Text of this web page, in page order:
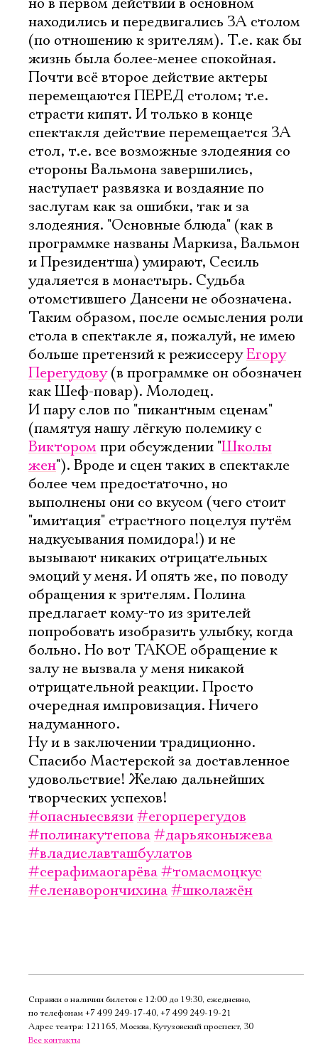
находились и передвигались ЗА столом
(по отношению к зрителям). Т.е. как бы
жизнь была более-менее спокойная.
Почти всё второе действие актеры
перемещаются ПЕРЕД столом; т.е.
страсти кипят. И только в конце
спектакля действие перемещается ЗА
стол, т.е. все возможные злодеяния со
стороны Вальмона завершились,
наступает развязка и воздаяние по
заслугам как за ошибки, так и за
злодеяния. "Основные блюда" (как в
программке названы Маркиза, Вальмон
и Президентша) умирают, Сесиль
удаляется в монастырь. Судьба
отомстившего Дансени не обозначена.
Таким образом, после осмысления роли
стола в спектакле я, пожалуй, не имею
больше претензий к режиссеруЕгору
Перегудову(в программке он обозначен
как Шеф-повар). Молодец.
И пару слов по "пикантным сценам"
(памятуя нашу лёгкую полемику с
Викторомпри обсуждении "Школы
жен"). Вроде и сцен таких в спектакле
более чем предостаточно, но
выполнены они со вкусом (чего стоит
"имитация" страстного поцелуя путём
надкусывания помидора!) и не
вызывают никаких отрицательных
эмоций у меня. И опять же, по поводу
обращения к зрителям. Полина
предлагает кому-то из зрителей
попробовать изобразить улыбку, когда
больно. Но вот ТАКОЕ обращение к
залу не вызвала у меня никакой
отрицательной реакции. Просто
очередная импровизация. Ничего
надуманного.
Ну и в заключении традиционно.
Спасибо Мастерской за доставленное
удовольствие! Желаю дальнейших
творческих успехов!
#опасныесвязи#егорперегудов
#полинакутепова#дарьяконыжева
#владиславташбулатов
#серафимаогарёва#томасмоцкус
#еленаворончихина#школажён
Справки о наличии билетов с 12:00 до 19:30, ежедневно,
по телефонам +7 499 249‑17‑40, +7 499 249‑19‑21
Адрес театра: 121165, Москва, Кутузовский проспект, 30
Все контакты